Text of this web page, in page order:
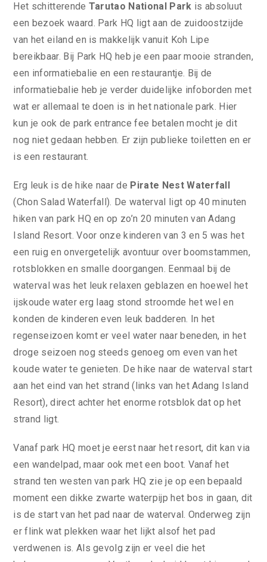
Het schitterende Tarutao National Park is absoluut
een bezoek waard. Park HQ ligt aan de zuidoostzijde
van het eiland en is makkelijk vanuit Koh Lipe
bereikbaar. Bij Park HQ heb je een paar mooie stranden,
een informatiebalie en een restaurantje. Bij de
informatiebalie heb je verder duidelijke infoborden met
wat er allemaal te doen is in het nationale park. Hier
kun je ook de park entrance fee betalen mocht je dit
nog niet gedaan hebben. Er zijn publieke toiletten en er
is een restaurant.
Erg leuk is de hike naar de Pirate Nest Waterfall
(Chon Salad Waterfall). De waterval ligt op 40 minuten
hiken van park HQ en op zo’n 20 minuten van Adang
Island Resort. Voor onze kinderen van 3 en 5 was het
een ruig en onvergetelijk avontuur over boomstammen,
rotsblokken en smalle doorgangen. Eenmaal bij de
waterval was het leuk relaxen geblazen en hoewel het
ijskoude water erg laag stond stroomde het wel en
konden de kinderen even leuk badderen. In het
regenseizoen komt er veel water naar beneden, in het
droge seizoen nog steeds genoeg om even van het
koude water te genieten. De hike naar de waterval start
aan het eind van het strand (links van het Adang Island
Resort), direct achter het enorme rotsblok dat op het
strand ligt.
Vanaf park HQ moet je eerst naar het resort, dit kan via
een wandelpad, maar ook met een boot. Vanaf het
strand ten westen van park HQ zie je op een bepaald
moment een dikke zwarte waterpijp het bos in gaan, dit
is de start van het pad naar de waterval. Onderweg zijn
er flink wat plekken waar het lijkt alsof het pad
verdwenen is. Als gevolg zijn er veel die het